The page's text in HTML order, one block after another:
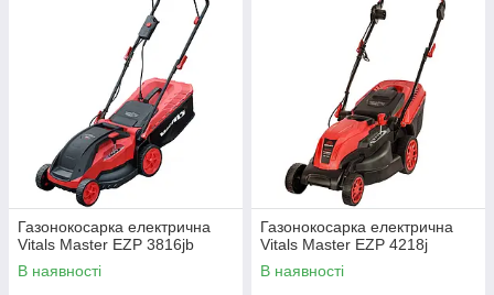
Газонокосарка електрична
Vitals Master EZP 3816jb
В наявності
Газонокосарка електрична
Vitals Master EZP 4218j
В наявності